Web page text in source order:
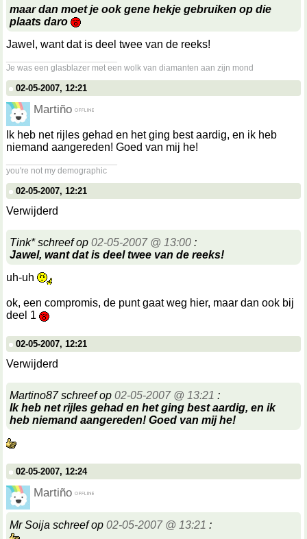
maar dan moet je ook gene hekje gebruiken op die
plaats daro
Jawel, want dat is deel twee van de reeks!
Je was een glasblazer met een wolk van diamanten aan zijn mond
02-05-2007, 12:21
Martiño
Ik heb net rijles gehad en het ging best aardig, en ik heb
niemand aangereden! Goed van mij he!
you're not my demographic
02-05-2007, 12:21
Verwijderd
Tink* schreef op 02-05-2007 @ 13:00 :
Jawel, want dat is deel twee van de reeks!
uh-uh
ok, een compromis, de punt gaat weg hier, maar dan ook bij
deel 1
02-05-2007, 12:21
Verwijderd
Martino87 schreef op 02-05-2007 @ 13:21 :
Ik heb net rijles gehad en het ging best aardig, en ik
heb niemand aangereden! Goed van mij he!
02-05-2007, 12:24
Martiño
Mr Soija schreef op 02-05-2007 @ 13:21 :